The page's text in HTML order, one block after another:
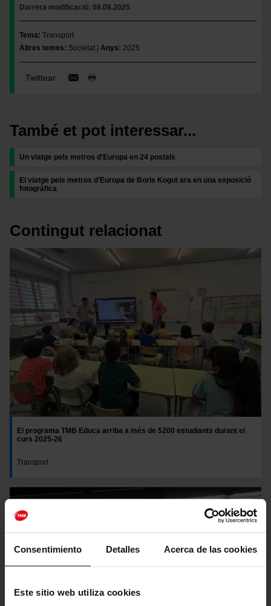
Consentimiento Detalles Acerca de las cookies
Este sitio web utiliza cookies
Darrera modificació 08.08.2025
Tema Transport
Altres temes
Societat Anys 2025
Twittear
També et pot interessar...
Un viatge pels metros d'Europa en 24 postals
El viatge pels metros d'Europa de Boris Kogut ara en una exposició
fotogràfica
Contingut relacionat
El programa TMB Educa arriba a més de 5200 estudiants durant el
curs 2025-26
Transport